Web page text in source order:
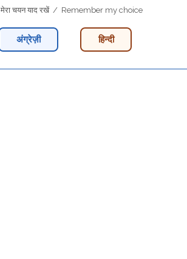
मेरा चयन याद रखें / Remember my choice
अंग्रेज़ी हिन्दी